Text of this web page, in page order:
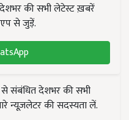
की सभी लेटेस्ट ख़बरें
से जुड़ें.
संबंधित देशभर की सभी
न्यूज़लेटर की सदस्यता लें.